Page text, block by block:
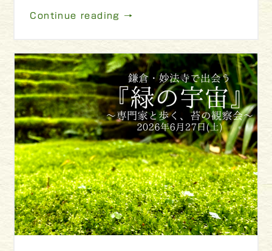
Continue reading →